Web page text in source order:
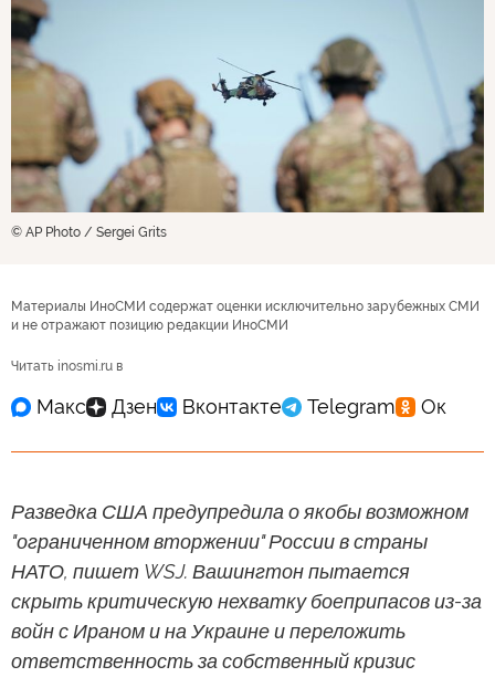
© AP Photo / Sergei Grits
Материалы ИноСМИ содержат оценки исключительно зарубежных СМИ
и не отражают позицию редакции ИноСМИ
Читать inosmi.ru в
Разведка США предупредила о якобы возможном
"ограниченном вторжении" России в страны
НАТО, пишет WSJ. Вашингтон пытается
скрыть критическую нехватку боеприпасов из-за
войн с Ираном и на Украине и переложить
ответственность за собственный кризис